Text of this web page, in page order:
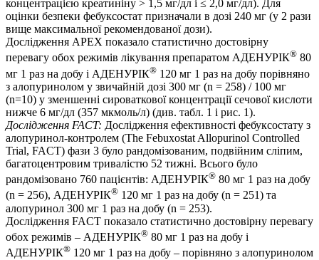
концентрацією креатиніну > 1,5 мг/дл і ≤ 2,0 мг/дл). Для
оцінки безпеки фебуксостат призначали в дозі 240 мг (у 2 рази
вище максимальної рекомендованої дози).
Дослідження APEX показало статистично достовірну
перевагу обох режимів лікування препаратом АДЕНУРІК® 80
мг 1 раз на добу і АДЕНУРІК® 120 мг 1 раз на добу порівняно
з алопуринолом у звичайній дозі 300 мг (n = 258) / 100 мг
(n=10) у зменшенні сироваткової концентрації сечової кислоти
нижче 6 мг/дл (357 мкмоль/л) (див. табл. 1 і рис. 1).
Дослідження FACT: Дослідження ефективності фебуксостату з
алопуринол-контролем (The Febuxostat Allopurinol Controlled
Trial, FACT) фази 3 було рандомізованим, подвійним сліпим,
багатоцентровим тривалістю 52 тижні. Всього було
рандомізовано 760 пацієнтів: АДЕНУРІК® 80 мг 1 раз на добу
(n = 256), АДЕНУРІК® 120 мг 1 раз на добу (n = 251) та
алопуринол 300 мг 1 раз на добу (n = 253).
Дослідження FACT показало статистично достовірну перевагу
обох режимів – АДЕНУРІК® 80 мг 1 раз на добу і
АДЕНУРІК® 120 мг 1 раз на добу – порівняно з алопуринолом